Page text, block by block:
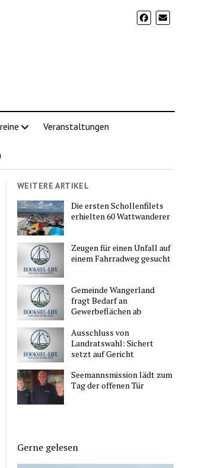
Veranstaltungen
WEITERE ARTIKEL
Die ersten Schollenfilets
erhielten 60 Wattwanderer
Zeugen für einen Unfall auf
einem Fahrradweg gesucht
Gemeinde Wangerland
fragt Bedarf an
Gewerbeflächen ab
Ausschluss von
Landratswahl: Sichert
setzt auf Gericht
Seemannsmission lädt zum
Tag der offenen Tür
Gerne gelesen